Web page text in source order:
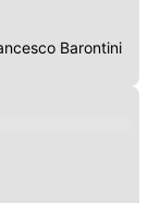
Barontini